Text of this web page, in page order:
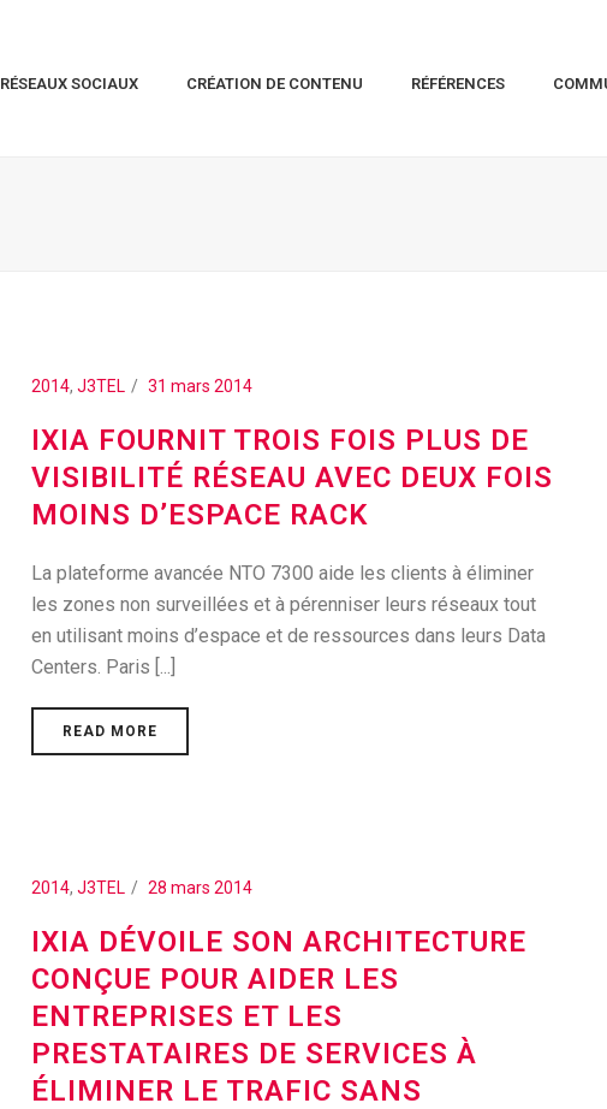
RÉSEAUX SOCIAUX CRÉATION DE CONTENU RÉFÉRENCES
2014,J3TEL 31 mars 2014
IXIA FOURNIT TROIS FOIS PLUS DE
VISIBILITÉ RÉSEAU AVEC DEUX FOIS
MOINS D’ESPACE RACK
La plateforme avancée NTO 7300 aide les clients à éliminer
les zones non surveillées et à pérenniser leurs réseaux tout
en utilisant moins d’espace et de ressources dans leurs Data
Centers. Paris [...]
READ MORE
2014,J3TEL 28 mars 2014
IXIA DÉVOILE SON ARCHITECTURE
CONÇUE POUR AIDER LES
ENTREPRISES ET LES
PRESTATAIRES DE SERVICES À
ÉLIMINER LE TRAFIC SANS